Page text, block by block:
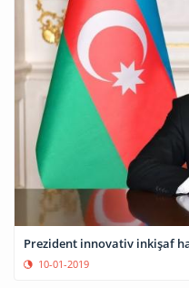
Prezident innovativ inkişaf
10-01-2019